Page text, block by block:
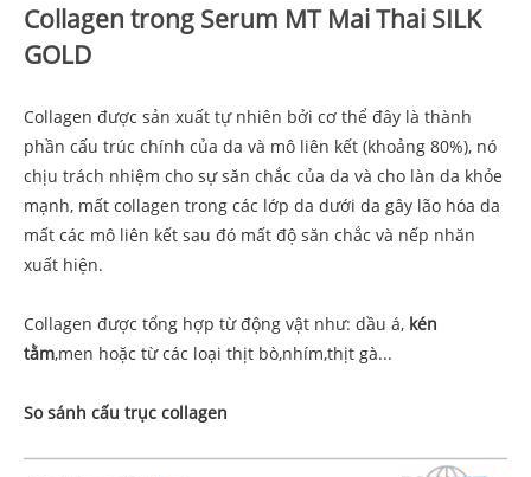
Collagen trong Serum MT Mai Thai SILK
GOLD
Collagen được sản xuất tự nhiên bởi cơ thể đây là thành
phần cấu trúc chính của da và mô liên kết (khoảng 80%), nó
chịu trách nhiệm cho sự săn chắc của da và cho làn da khỏe
mạnh, mất collagen trong các lớp da dưới da gây lão hóa da
mất các mô liên kết sau đó mất độ săn chắc và nếp nhăn
xuất hiện.
Collagen được tổng hợp từ động vật như: dầu á, kén
tằm,men hoặc từ các loại thịt bò,nhím,thịt gà...
So sánh cấu trục collagen